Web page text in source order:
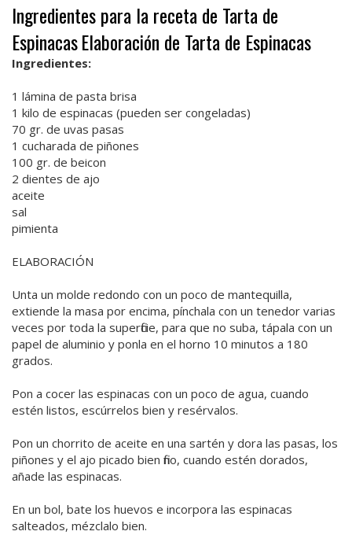
Ingredientes para la receta de Tarta de
EspinacasElaboración de Tarta de Espinacas
Ingredientes:
1 lámina de pasta brisa
1 kilo de espinacas (pueden ser congeladas)
70 gr. de uvas pasas
1 cucharada de piñones
100 gr. de beicon
2 dientes de ajo
aceite
sal
pimienta
ELABORACIÓN
Unta un molde redondo con un poco de mantequilla,
extiende la masa por encima, pínchala con un tenedor varias
veces por toda la superficie, para que no suba, tápala con un
papel de aluminio y ponla en el horno 10 minutos a 180
grados.
Pon a cocer las espinacas con un poco de agua, cuando
estén listos, escúrrelos bien y resérvalos.
Pon un chorrito de aceite en una sartén y dora las pasas, los
piñones y el ajo picado bien fino, cuando estén dorados,
añade las espinacas.
En un bol, bate los huevos e incorpora las espinacas
salteados, mézclalo bien.